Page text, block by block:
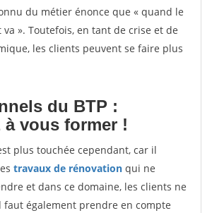
du métier énonce que « quand le
». Toutefois, en tant de crise et de
les clients peuvent se faire plus
du BTP :
vous former !
plus touchée cependant, car il
travaux de rénovation qui ne
et dans ce domaine, les clients ne
faut également prendre en compte